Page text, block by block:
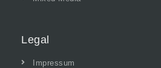
Legal
Impressum